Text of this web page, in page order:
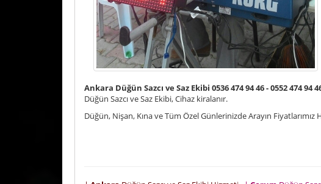
Ankara Düğün Sazcı ve Saz Ekibi 0536 474 94 46 - 0552 474 94
Düğün Sazcı ve Saz Ekibi, Cihaz kiralanır.
Düğün, Nişan, Kına ve Tüm Özel Günlerinizde Arayın Fiyatlarımız